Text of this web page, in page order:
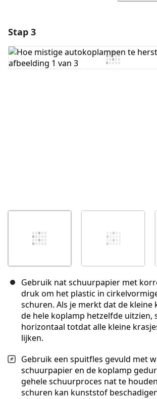
Voeg opmerking toe
Stap 3
Gebruik nat schuurpapier met
druk om het plastic in
schuren. Als je merkt dat de kleine
de hele koplamp hetzelfde uitzien,
horizontaal totdat alle kleine
lijken.
Gebruik een spuitfles gevuld met
schuurpapier en de koplamp
gehele schuurproces nat te
schuren kan kunststof